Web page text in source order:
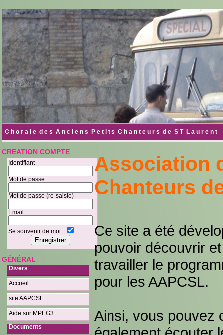
C h o r a l e d e s A n c i e n s P e t i t s C h a n t e u r s d e S T L a u r e
CREATION COMPTE
Identifiant
Mot de passe
Mot de passe (re-saisie)
Email
Se souvenir de moi
GÉNÉRAL
Divers
Accueil
site AAPCSL
Aide sur MPEG3
Documents
Association
Chanteurs
Ce site a été
pouvoir découvrir et
travailler le
pour les AAPCSL.
Ainsi, vous pouvez